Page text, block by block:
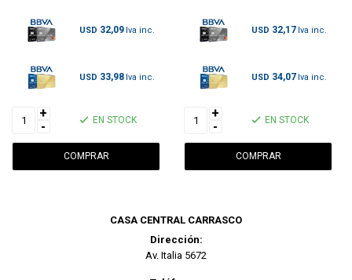
USD 32,09
USD 33,98
+
-
EN STOCK
USD 32,17
USD 34,07
+
-
EN STOCK
CASA CENTRAL CARRASCO
Dirección:
Av. Italia 5672